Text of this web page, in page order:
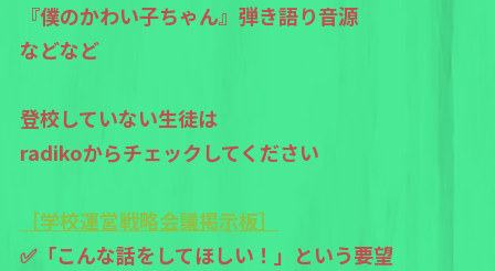
『僕のかわい子ちゃん』弾き語り音源
などなど
登校していない生徒は
radikoからチェックしてください
［学校運営戦略会議掲示板］
✅「こんな話をしてほしい！」という要望